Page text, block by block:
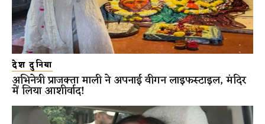
देश दुनिया
अभिनेत्री प्राजक्ता माली ने अपनाई वीगन लाइफस्टाइल, मंदिर
में लिया आशीर्वाद!